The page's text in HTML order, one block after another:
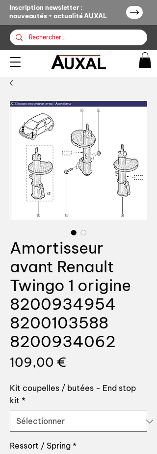
Inscription newsletter :
nouveautés + actualité AUXAL
Amortisseur
avant Renault
Twingo 1 origine
8200934954
8200103588
8200934062
109,00 €
Kit coupelles / butées - End stop
kit *
Ressort / Spring *